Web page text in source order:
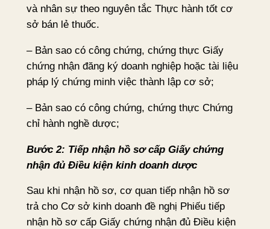
và nhân sự theo nguyên tắc Thực hành tốt cơ
sở bán lẻ thuốc.
– Bản sao có công chứng, chứng thực Giấy
chứng nhận đăng ký doanh nghiệp hoặc tài liệu
pháp lý chứng minh việc thành lập cơ sở;
– Bản sao có công chứng, chứng thực Chứng
chỉ hành nghề dược;
Bước 2: Tiếp nhận hồ sơ cấp Giấy chứng
nhận đủ Điều kiện kinh doanh dược
Sau khi nhận hồ sơ, cơ quan tiếp nhận hồ sơ
trả cho Cơ sở kinh doanh đề nghị Phiếu tiếp
nhận hồ sơ cấp Giấy chứng nhận đủ Điều kiện